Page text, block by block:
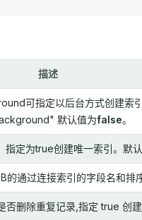
描述
可指定以后台方式创建
默认值为false。
指定为true创建唯一索引。默
通过连接索引的字段名和排
否删除重复记录,指定 true 创